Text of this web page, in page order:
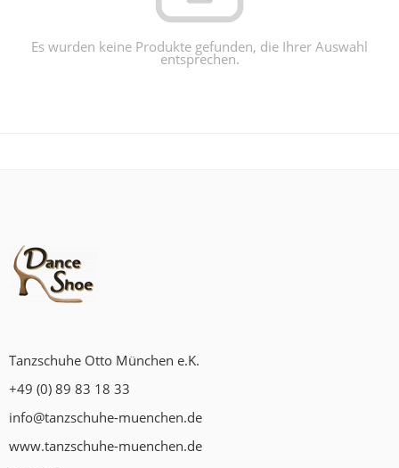
Es wurden keine Produkte gefunden, die Ihrer Auswahl
entsprechen.
Tanzschuhe Otto München e.K.
+49 (0) 89 83 18 33
info@tanzschuhe-muenchen.de
www.tanzschuhe-muenchen.de